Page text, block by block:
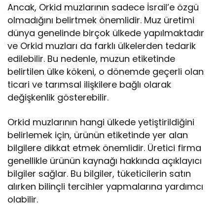
Ancak, Orkid muzlarının sadece İsrail’e özgü
olmadığını belirtmek önemlidir. Muz üretimi
dünya genelinde birçok ülkede yapılmaktadır
ve Orkid muzları da farklı ülkelerden tedarik
edilebilir. Bu nedenle, muzun etiketinde
belirtilen ülke kökeni, o dönemde geçerli olan
ticari ve tarımsal ilişkilere bağlı olarak
değişkenlik gösterebilir.
Orkid muzlarının hangi ülkede yetiştirildiğini
belirlemek için, ürünün etiketinde yer alan
bilgilere dikkat etmek önemlidir. Üretici firma
genellikle ürünün kaynağı hakkında açıklayıcı
bilgiler sağlar. Bu bilgiler, tüketicilerin satın
alırken bilinçli tercihler yapmalarına yardımcı
olabilir.